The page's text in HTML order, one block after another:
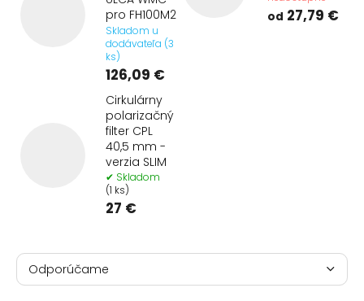
pro FH100M2
Skladom u
dodávateľa (3
ks)
126,09 €
od 27,79 €
Cirkulárny
polarizačný
filter CPL
40,5 mm -
verzia SLIM
✔ Skladom
(1 ks)
27 €
R
d
Odporúčame